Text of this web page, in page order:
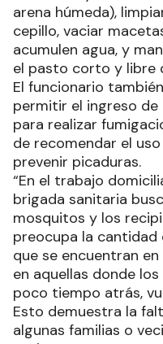
arena húmeda),
cepillo, vaciar
acumulen agua, y
el pasto corto y libre
El funcionario
permitir el ingreso
para realizar
de recomendar el
prevenir picaduras.
“En el trabajo
brigada sanitaria
mosquitos y los
preocupa la cantidad
que se encuentran
en aquellas donde
poco tiempo atrás,
Esto demuestra la
algunas familias o